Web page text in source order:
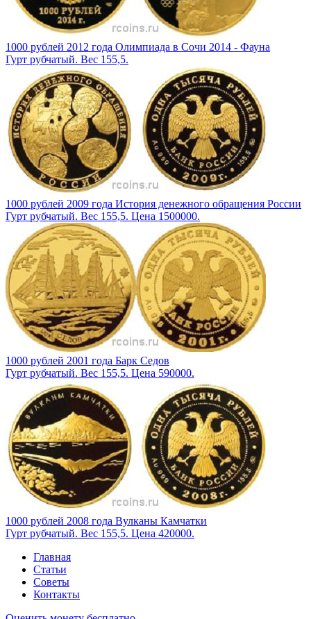
1000 рублей 2012 года Олимпиада в Сочи 2014 - Фауна
Гурт рубчатый. Вес 155,5.
1000 рублей 2009 года История денежного обращения России
Гурт рубчатый. Вес 155,5. Цена 1500000.
1000 рублей 2001 года Барк Седов
Гурт рубчатый. Вес 155,5. Цена 590000.
1000 рублей 2008 года Вулканы Камчатки
Гурт рубчатый. Вес 155,5. Цена 420000.
Главная
Статьи
Советы
Контакты